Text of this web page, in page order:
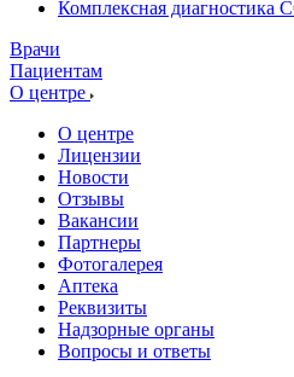
Комплексная
Врачи
Пациентам
О центре
О центре
Лицензии
Новости
Отзывы
Вакансии
Партнеры
Фотогалерея
Аптека
Реквизиты
Надзорные органы
Вопросы и ответы